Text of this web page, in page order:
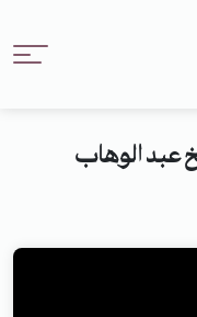
عبد الوهاب